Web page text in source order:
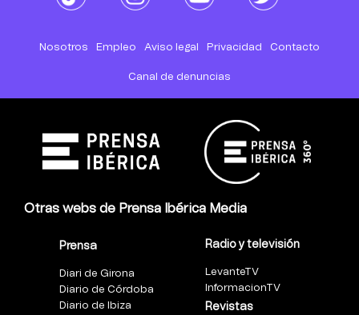
Nosotros Empleo Aviso legal Privacidad Contacto
Canal de denuncias
Otras webs de Prensa Ibérica Media
Prensa
Diari de Girona
Diario de Córdoba
Diario de Ibiza
Radio y televisión
LevanteTV
InformacionTV
Revistas